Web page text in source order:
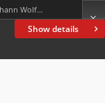
Show details
Goethe, Johann Wolfgang von (1749-1832)